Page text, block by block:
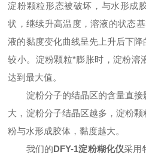
淀粉颗粒形态被破坏，与水形成
状，继续升高温度，溶液的状态
液的黏度变化曲线呈先上升后下
较小。淀粉颗粒*膨胀时，淀粉溶
达到最大值。
淀粉分子的结晶区的含量直接
大，淀粉分子结晶区越多，淀粉
粉与水形成胶体，黏度越大。
我们的DFY-1淀粉糊化仪采用